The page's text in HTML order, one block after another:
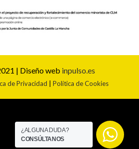
| Diseño web inpulso.es
de Privacidad Política de Cookies
¿ALGUNA DUDA?
CONSÚLTANOS